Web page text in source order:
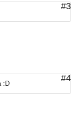
#3
#4
:D